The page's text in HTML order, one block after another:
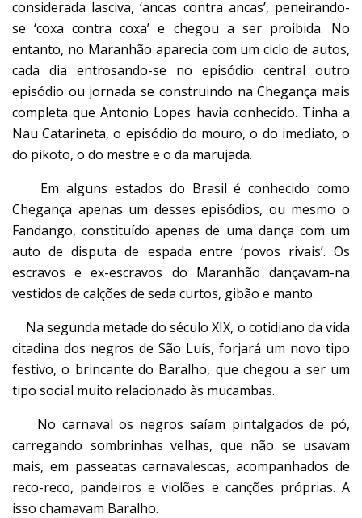
considerada lasciva, ‘ancas contra ancas’, peneirando-
se ‘coxa contra coxa’ e chegou a ser proibida. No
entanto, no Maranhão aparecia com um ciclo de autos,
cada dia entrosando-se no episódio central outro
episódio ou jornada se construindo na Chegança mais
completa que Antonio Lopes havia conhecido. Tinha a
Nau Catarineta, o episódio do mouro, o do imediato, o
do pikoto, o do mestre e o da marujada.
Em alguns estados do Brasil é conhecido como
Chegança apenas um desses episódios, ou mesmo o
Fandango, constituído apenas de uma dança com um
auto de disputa de espada entre ‘povos rivais’. Os
escravos e ex-escravos do Maranhão dançavam-na
vestidos de calções de seda curtos, gibão e manto.
Na segunda metade do século XIX, o cotidiano da vida
citadina dos negros de São Luís, forjará um novo tipo
festivo, o brincante do Baralho, que chegou a ser um
tipo social muito relacionado às mucambas.
No carnaval os negros saíam pintalgados de pó,
carregando sombrinhas velhas, que não se usavam
mais, em passeatas carnavalescas, acompanhados de
reco-reco, pandeiros e violões e canções próprias. A
isso chamavam Baralho.